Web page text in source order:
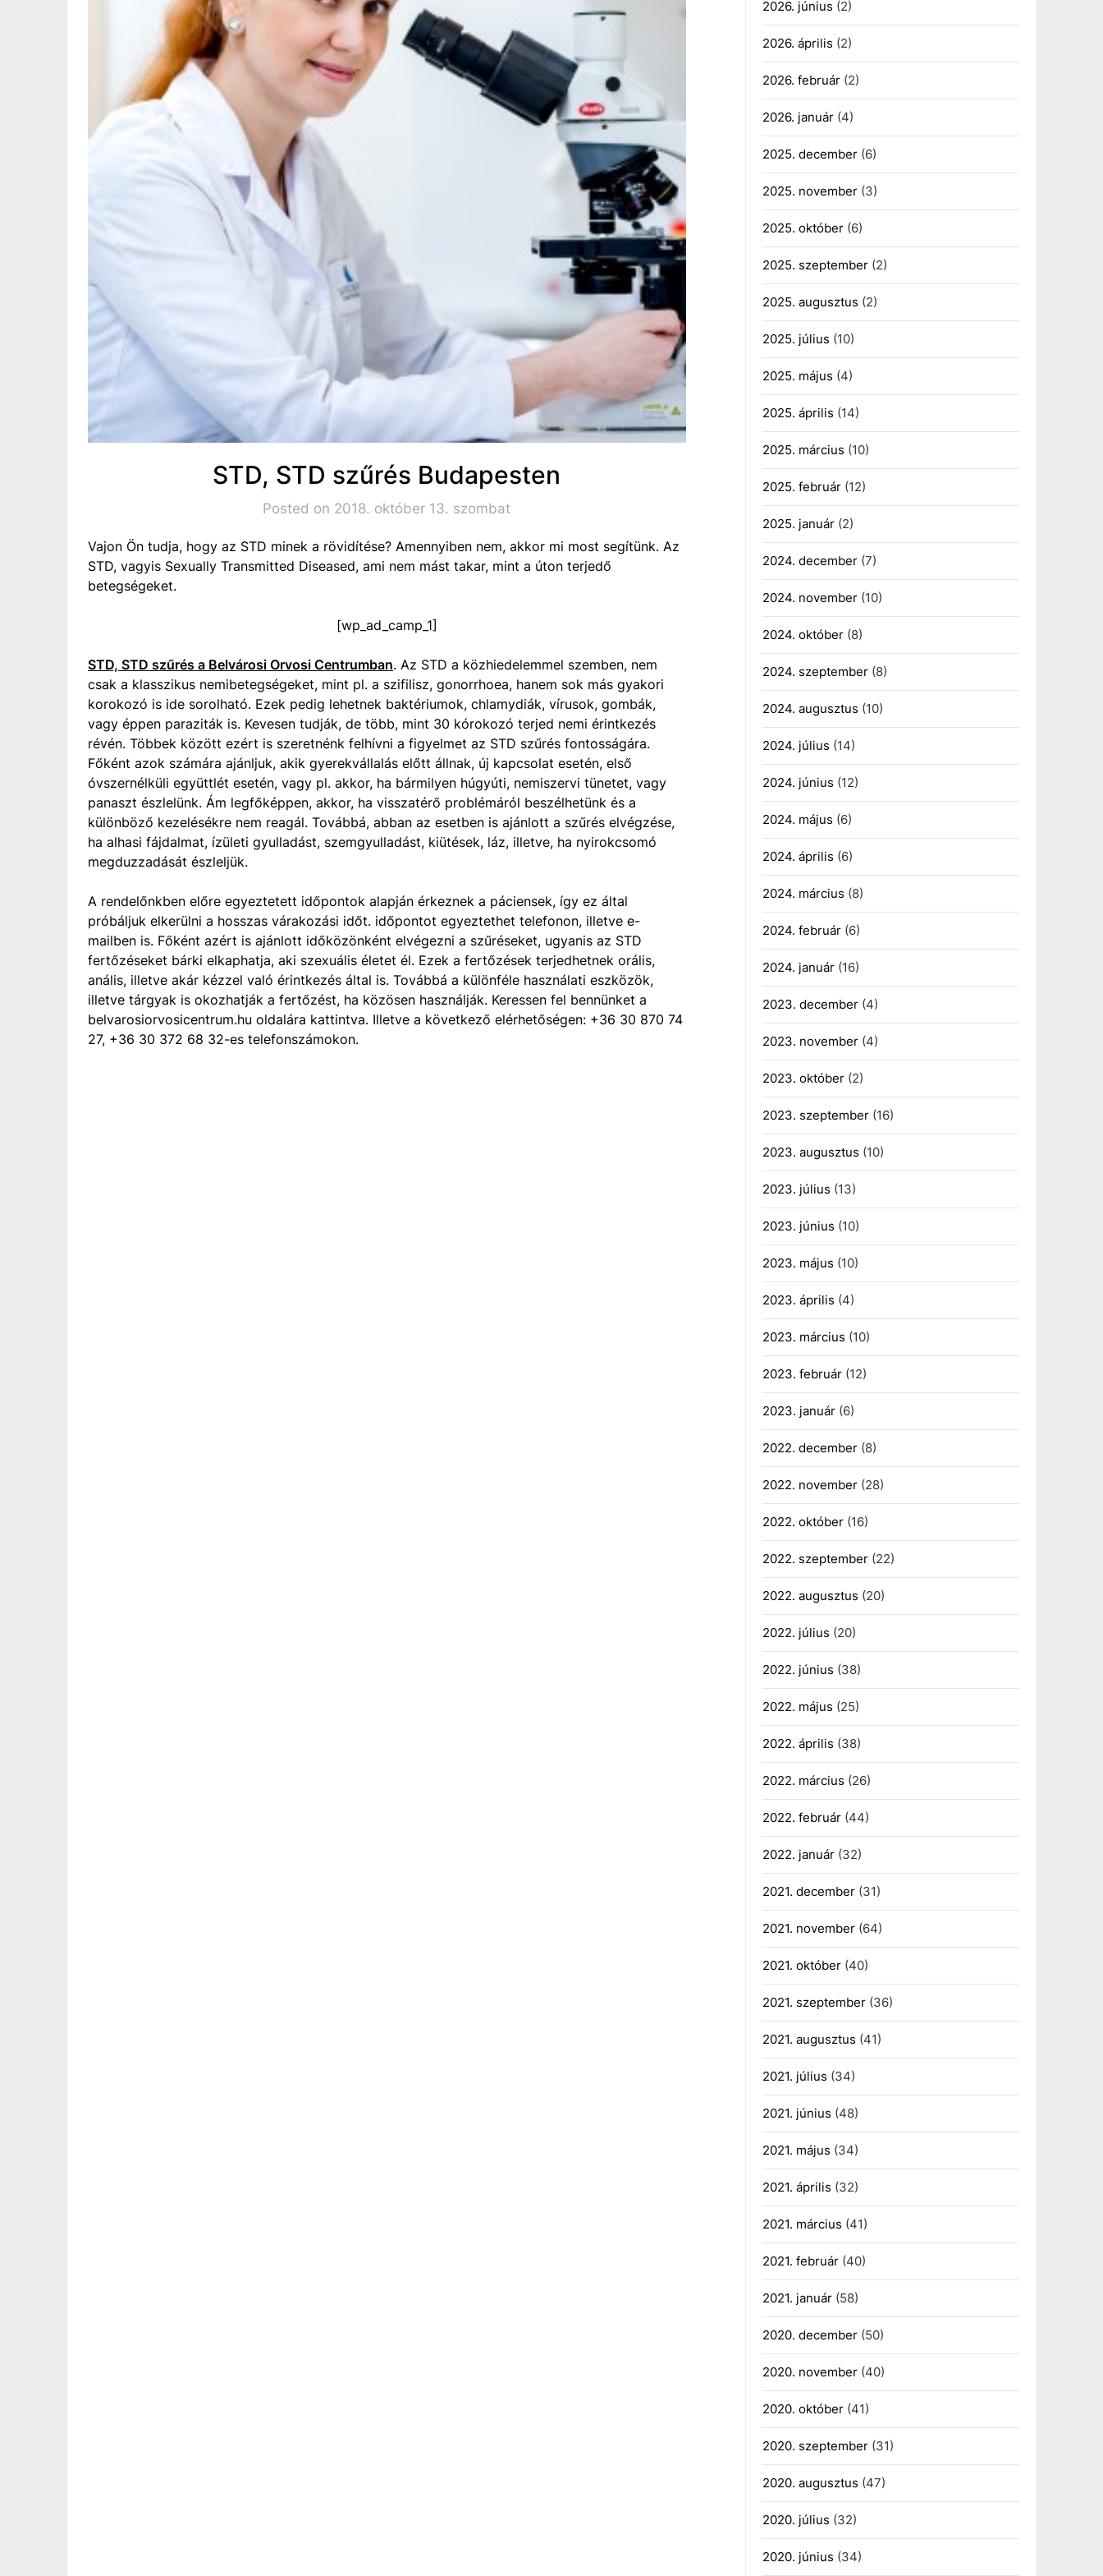
STD, STD szűrés Budapesten
Posted on 2018. október 13. szombat
Vajon Ön tudja, hogy az STD minek a rövidítése? Amennyiben nem, akkor mi most segítünk. Az
STD, vagyis Sexually Transmitted Diseased, ami nem mást takar, mint a úton terjedő
betegségeket.
[wp_ad_camp_1]
STD, STD szűrés a Belvárosi Orvosi Centrumban. Az STD a közhiedelemmel szemben, nem
csak a klasszikus nemibetegségeket, mint pl. a szifilisz, gonorrhoea, hanem sok más gyakori
korokozó is ide sorolható. Ezek pedig lehetnek baktériumok, chlamydiák, vírusok, gombák,
vagy éppen paraziták is. Kevesen tudják, de több, mint 30 kórokozó terjed nemi érintkezés
révén. Többek között ezért is szeretnénk felhívni a figyelmet az STD szűrés fontosságára.
Főként azok számára ajánljuk, akik gyerekvállalás előtt állnak, új kapcsolat esetén, első
óvszernélküli együttlét esetén, vagy pl. akkor, ha bármilyen húgyúti, nemiszervi tünetet, vagy
panaszt észlelünk. Ám legfőképpen, akkor, ha visszatérő problémáról beszélhetünk és a
különböző kezelésékre nem reagál. Továbbá, abban az esetben is ajánlott a szűrés elvégzése,
ha alhasi fájdalmat, ízületi gyulladást, szemgyulladást, kiütések, láz, illetve, ha nyirokcsomó
megduzzadását észleljük.
A rendelőnkben előre egyeztetett időpontok alapján érkeznek a páciensek, így ez által
próbáljuk elkerülni a hosszas várakozási időt. időpontot egyeztethet telefonon, illetve e-
mailben is. Főként azért is ajánlott időközönként elvégezni a szűréseket, ugyanis az STD
fertőzéseket bárki elkaphatja, aki szexuális életet él. Ezek a fertőzések terjedhetnek orális,
anális, illetve akár kézzel való érintkezés által is. Továbbá a különféle használati eszközök,
illetve tárgyak is okozhatják a fertőzést, ha közösen használják. Keressen fel bennünket a
belvarosiorvosicentrum.hu oldalára kattintva. Illetve a következő elérhetőségen: +36 30 870 74
27, +36 30 372 68 32-es telefonszámokon.
2026. június (2)
2026. április (2)
2026. február(2)
2026. január(4)
2025. december(6)
2025. november(3)
2025. október(6)
2025. szeptember(2)
2025. augusztus (2)
2025. július (10)
2025. május (4)
2025. április (14)
2025. március (10)
2025. február(12)
2025. január(2)
2024. december(7)
2024. november(10)
2024. október(8)
2024. szeptember(8)
2024. augusztus (10)
2024. július (14)
2024. június (12)
2024. május (6)
2024. április (6)
2024. március (8)
2024. február(6)
2024. január(16)
2023. december(4)
2023. november(4)
2023. október(2)
2023. szeptember(16)
2023. augusztus (10)
2023. július (13)
2023. június (10)
2023. május (10)
2023. április (4)
2023. március (10)
2023. február(12)
2023. január(6)
2022. december(8)
2022. november(28)
2022. október(16)
2022. szeptember(22)
2022. augusztus (20)
2022. július (20)
2022. június (38)
2022. május (25)
2022. április (38)
2022. március (26)
2022. február(44)
2022. január(32)
2021. december(31)
2021. november(64)
2021. október(40)
2021. szeptember(36)
2021. augusztus (41)
2021. július (34)
2021. június (48)
2021. május (34)
2021. április (32)
2021. március (41)
2021. február(40)
2021. január(58)
2020. december(50)
2020. november(40)
2020. október(41)
2020. szeptember(31)
2020. augusztus (47)
2020. július (32)
2020. június (34)